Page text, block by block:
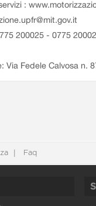
:
200025 - 0775
Via Fedele Calvosa n.
Faq